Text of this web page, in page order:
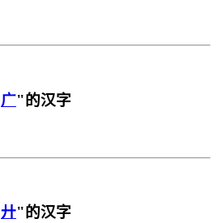
广"的汉字
廾"的汉字